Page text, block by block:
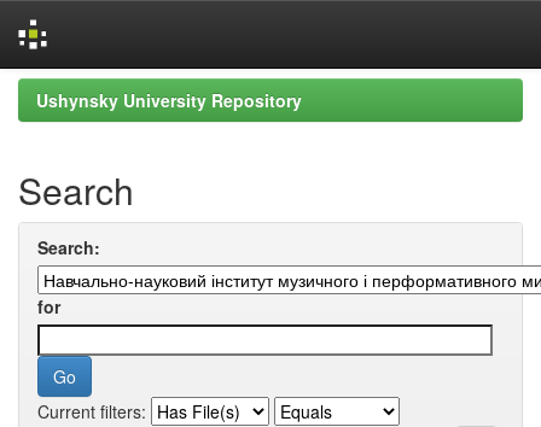
Skip
navigation
Ushynsky University Repository
Search
Search:
for
Current filters: